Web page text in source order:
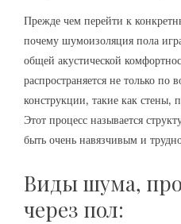
Прежде чем перейти к
почему шумоизоляция пола
общей акустической
распространяется не только по
конструкции‚ такие как стены‚
Этот процесс называется
быть очень навязчивым и
Виды шума‚
через пол: